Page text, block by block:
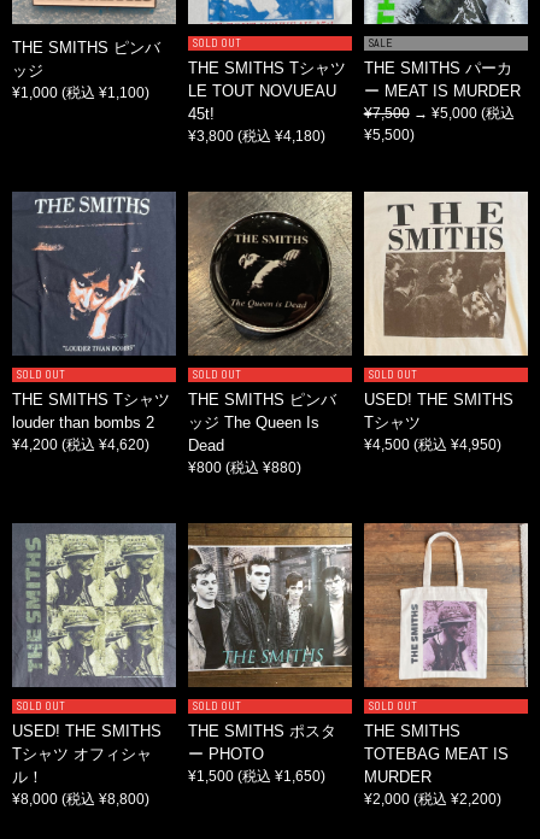
THE SMITHS ピンバ
ッジ
¥1,000 (税込 ¥1,100)
SOLD OUT
THE SMITHS Tシャツ
LE TOUT NOVUEAU
45t!
¥3,800 (税込 ¥4,180)
SALE
THE SMITHS パーカ
ー MEAT IS MURDER
¥7,500→ ¥5,000 (税込
¥5,500)
SOLD OUT
THE SMITHS Tシャツ
louder than bombs 2
¥4,200 (税込 ¥4,620)
SOLD OUT
THE SMITHS ピンバ
ッジ The Queen Is
Dead
¥800 (税込 ¥880)
SOLD OUT
USED! THE SMITHS
Tシャツ
¥4,500 (税込 ¥4,950)
SOLD OUT
USED! THE SMITHS
Tシャツ オフィシャ
ル！
¥8,000 (税込 ¥8,800)
SOLD OUT
THE SMITHS ポスタ
ー PHOTO
¥1,500 (税込 ¥1,650)
SOLD OUT
THE SMITHS
TOTEBAG MEAT IS
MURDER
¥2,000 (税込 ¥2,200)